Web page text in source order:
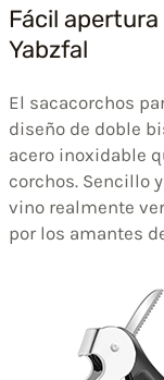
Fácil
Yabzfal
El sacacorchos
diseño de doble
acero inoxidable
corchos. Sencillo
vino realmente
por los amantes